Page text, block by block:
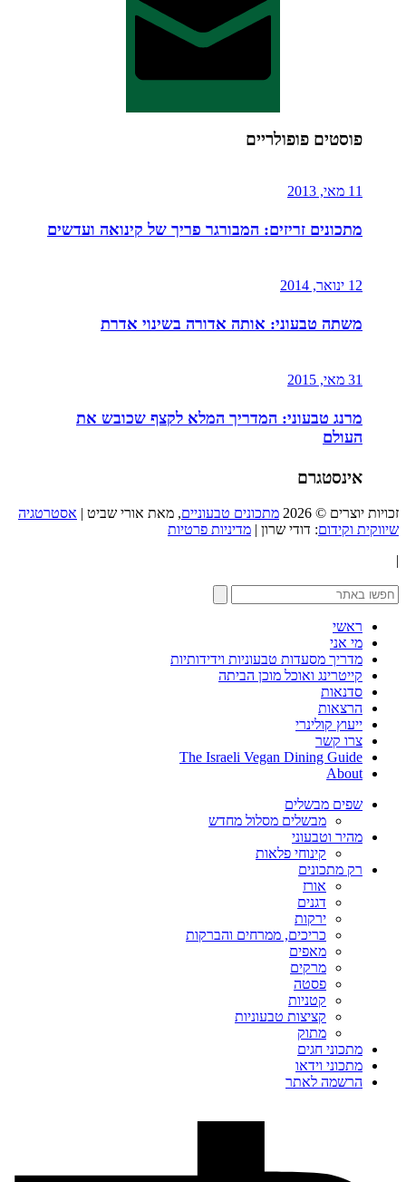
פוסטים פופולריים
11 מאי, 2013
מתכונים זריזים: המבורגר פריך של קינואה ועדשים
12 ינואר, 2014
משתה טבעוני: אותה אדורה בשינוי אדרת
31 מאי, 2015
מרנג טבעוני: המדריך המלא לקצף שכובש את
העולם
אינסטגרם
זכויות יוצרים © 2026 מתכונים טבעוניים, מאת אורי שביט | אסטרטגיה
שיווקית וקידום: דודי שרון | מדיניות פרטיות
|
ראשי
מי אני
מדריך מסעדות טבעוניות וידידותיות
קייטרינג ואוכל מוכן הביתה
סדנאות
הרצאות
ייעוץ קולינרי
צרו קשר
The Israeli Vegan Dining Guide
About
שפים מבשלים
מבשלים מסלול מחדש
מהיר וטבעוני
קינוחי פלאות
רק מתכונים
אורז
דגנים
ירקות
כריכים, ממרחים והברקות
מאפים
מרקים
פסטה
קטניות
קציצות טבעוניות
מתוק
מתכוני חגים
מתכוני וידאו
הרשמה לאתר